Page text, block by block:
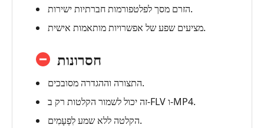
הזרם מסך לפלטפורמות חברתיות ישירות.
מציעים שפע של אפשרויות מותאמות אישית.
חסרונות
התצורה וההגדרה מסובכים.
זה יכול לשמור הקלטות רק ב-FLV ו-MP4.
הקלטה ללא שמעלִפְעָמִים.